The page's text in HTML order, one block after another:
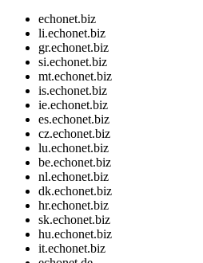
echonet.biz
li.echonet.biz
gr.echonet.biz
si.echonet.biz
mt.echonet.biz
is.echonet.biz
ie.echonet.biz
es.echonet.biz
cz.echonet.biz
lu.echonet.biz
be.echonet.biz
nl.echonet.biz
dk.echonet.biz
hr.echonet.biz
sk.echonet.biz
hu.echonet.biz
it.echonet.biz